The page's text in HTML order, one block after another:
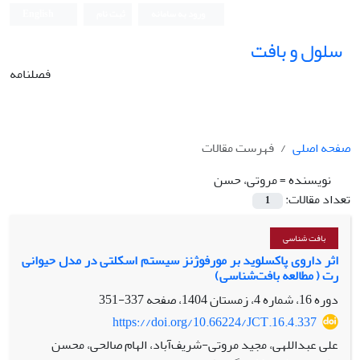
سلول و بافت
فصلنامه
صفحه اصلی
فهرست مقالات
نویسنده =مروتی، حسن
تعداد مقالات:
1
بافت شناسی
اثر داروی پاکسلوید بر مورفوژنز سیستم اسکلتی در مدل حیوانی
رت ( مطالعه بافت‌شناسی)
دوره 16، شماره 4، زمستان 1404، صفحه
337-351
https://doi.org/10.66224/JCT.16.4.337
علی عبداللهی، مجید مروتی-شریف‌آباد، الهام صالحی، محسن